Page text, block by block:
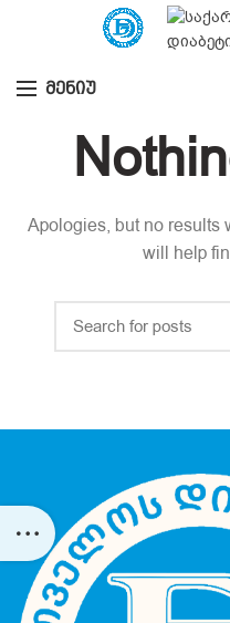
ᲛᲔᲜᲘᲣ
Apologies, but no results
will help